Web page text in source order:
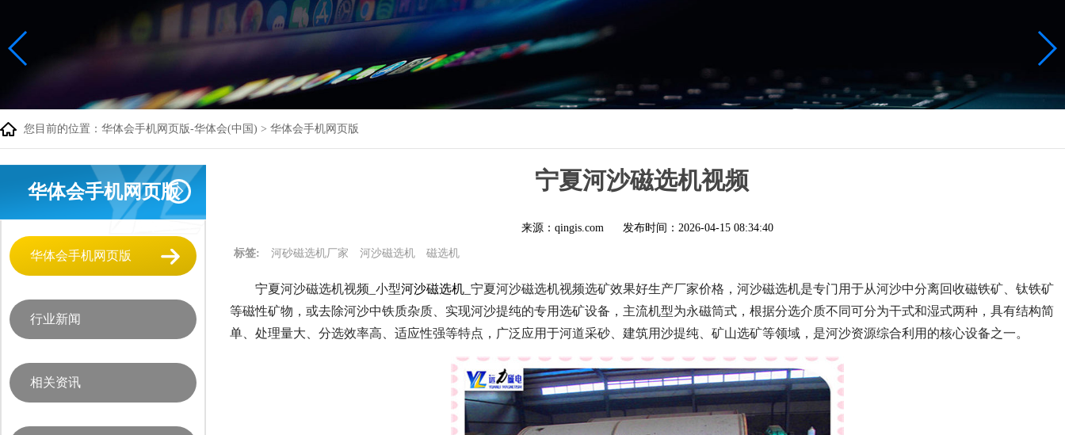
您目前的位置： 华体会手机网页版-华体会(中国) > 华体会手机网页版
华体会手机网页版
华体会手机网页版
行业新闻
相关资讯
宁夏河沙磁选机视频
来源：qingis.com 发布时间： 2026-04-15 08:34:40
标签: 河砂磁选机厂家 河沙磁选机 磁选机
宁夏河沙磁选机视频_小型河沙磁选机 _宁夏河沙磁选机视频选矿效果好生产厂家价格，河沙磁选机是专门用于从河沙中分离回收磁铁矿、钛铁矿
等磁性矿物，或去除河沙中铁质杂质、实现河沙提纯的专用选矿设备，主流机型为永磁筒式，根据分选介质不同可分为干式和湿式两种，具有结构简
单、处理量大、分选效率高、适应性强等特点，广泛应用于河道采砂、建筑用沙提纯、矿山选矿等领域，是河沙资源综合利用的核心设备之一。